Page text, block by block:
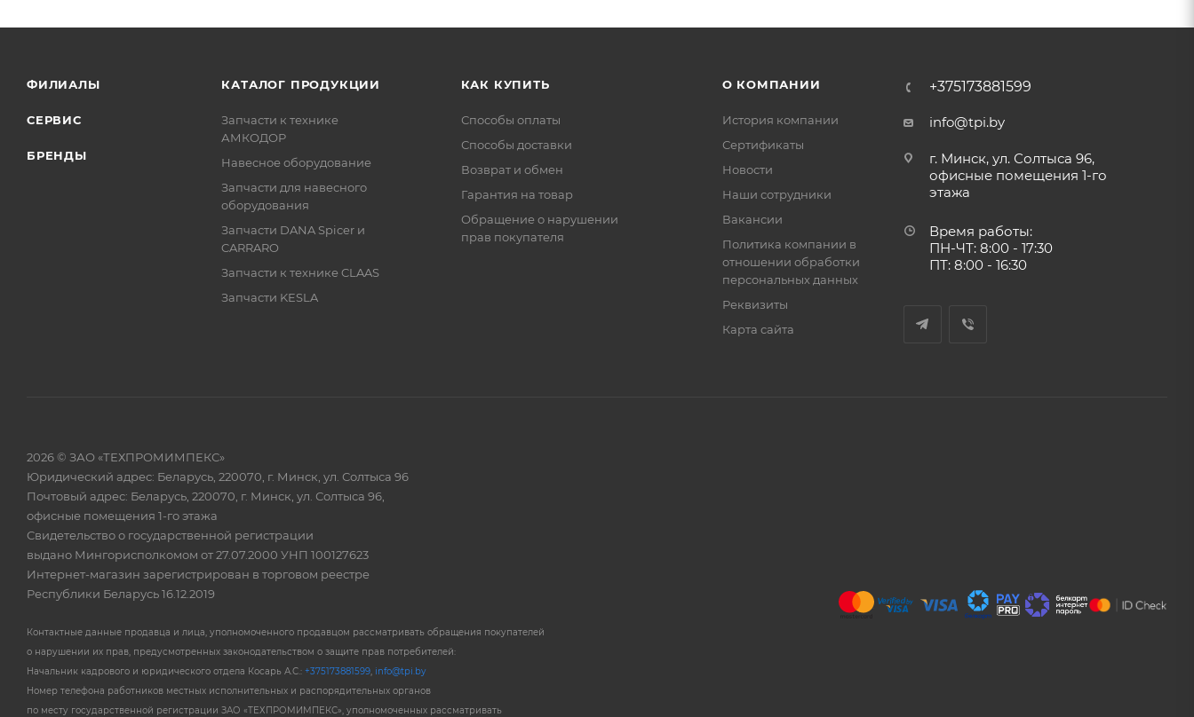
ФИЛИАЛЫ
СЕРВИС
БРЕНДЫ
КАТАЛОГ ПРОДУКЦИИ
Запчасти к технике
АМКОДОР
Навесное оборудование
Запчасти для навесного
оборудования
Запчасти DANA Spicer и
CARRARO
Запчасти к технике CLAAS
Запчасти KESLA
КАК КУПИТЬ
Способы оплаты
Способы доставки
Возврат и обмен
Гарантия на товар
Обращение о нарушении
прав покупателя
О КОМПАНИИ
История компании
Сертификаты
Новости
Наши сотрудники
Вакансии
Политика компании в
отношении обработки
персональных данных
Реквизиты
Карта сайта
+375173881599
info@tpi.by
г. Минск, ул. Солтыса 96,
офисные помещения 1-го
этажа
Время работы:
ПН-ЧТ: 8:00 - 17:30
ПТ: 8:00 - 16:30
2026 © ЗАО «ТЕХПРОМИМПЕКС»
Юридический адрес: Беларусь, 220070, г. Минск, ул. Солтыса 96
Почтовый адрес: Беларусь, 220070, г. Минск, ул. Солтыса 96,
офисные помещения 1-го этажа
Свидетельство о государственной регистрации
выдано Мингорисполкомом от 27.07.2000 УНП 100127623
Интернет-магазин зарегистрирован в торговом реестре
Республики Беларусь 16.12.2019
Контактные данные продавца и лица, уполномоченного продавцом рассматривать обращения покупателей
о нарушении их прав, предусмотренных законодательством о защите прав потребителей:
Начальник кадрового и юридического отдела Косарь А.С.: +375173881599, info@tpi.by
Номер телефона работников местных исполнительных и распорядительных органов
по месту государственной регистрации ЗАО «ТЕХПРОМИМПЕКС», уполномоченных рассматривать